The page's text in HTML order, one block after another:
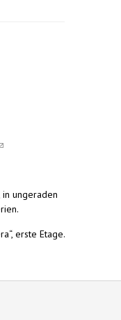
sends e-
ungeraden
erste Etage.